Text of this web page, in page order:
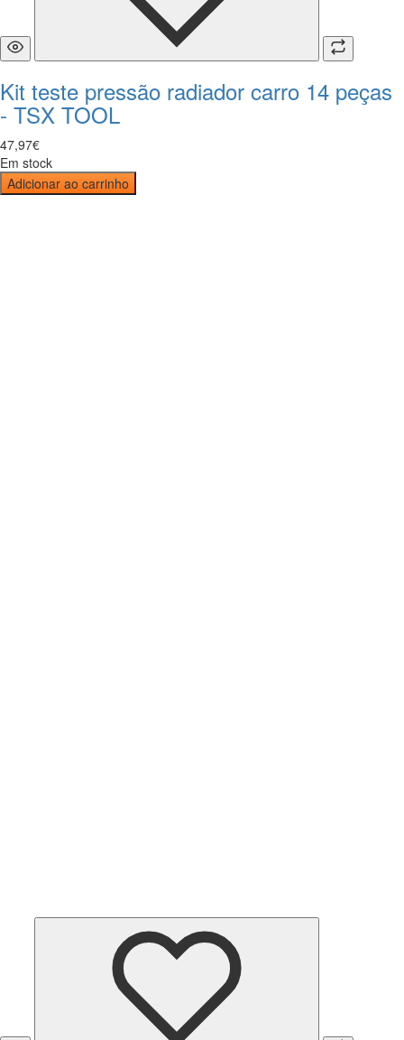
Kit teste pressão radiador carro 14 peças
- TSX TOOL
47,97€
Em stock
Adicionar ao carrinho